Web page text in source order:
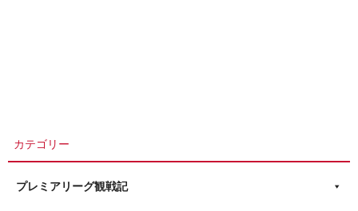
カテゴリー
プレミアリーグ観戦記